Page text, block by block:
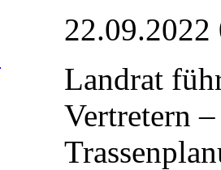
22.09.2022
Landrat
Vertretern